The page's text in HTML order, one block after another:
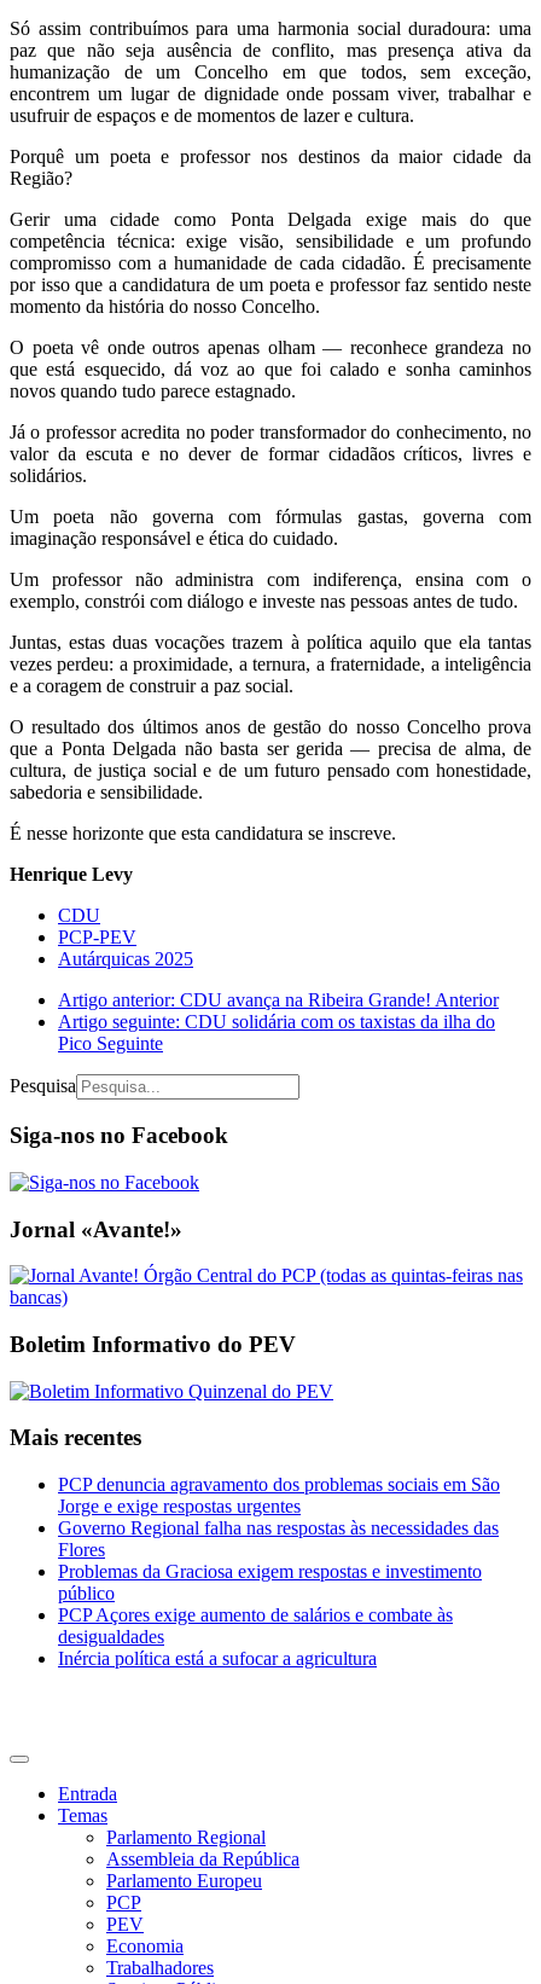
Só assim contribuímos para uma harmonia social duradoura: uma
paz que não seja ausência de conflito, mas presença ativa da
humanização de um Concelho em que todos, sem exceção,
encontrem um lugar de dignidade onde possam viver, trabalhar e
usufruir de espaços e de momentos de lazer e cultura.
Porquê um poeta e professor nos destinos da maior cidade da
Região?
Gerir uma cidade como Ponta Delgada exige mais do que
competência técnica: exige visão, sensibilidade e um profundo
compromisso com a humanidade de cada cidadão. É precisamente
por isso que a candidatura de um poeta e professor faz sentido neste
momento da história do nosso Concelho.
O poeta vê onde outros apenas olham — reconhece grandeza no
que está esquecido, dá voz ao que foi calado e sonha caminhos
novos quando tudo parece estagnado.
Já o professor acredita no poder transformador do conhecimento, no
valor da escuta e no dever de formar cidadãos críticos, livres e
solidários.
Um poeta não governa com fórmulas gastas, governa com
imaginação responsável e ética do cuidado.
Um professor não administra com indiferença, ensina com o
exemplo, constrói com diálogo e investe nas pessoas antes de tudo.
Juntas, estas duas vocações trazem à política aquilo que ela tantas
vezes perdeu: a proximidade, a ternura, a fraternidade, a inteligência
e a coragem de construir a paz social.
O resultado dos últimos anos de gestão do nosso Concelho prova
que a Ponta Delgada não basta ser gerida — precisa de alma, de
cultura, de justiça social e de um futuro pensado com honestidade,
sabedoria e sensibilidade.
É nesse horizonte que esta candidatura se inscreve.
Henrique Levy
CDU
PCP-PEV
Autárquicas 2025
Artigo anterior: CDU avança na Ribeira Grande! Anterior
Artigo seguinte: CDU solidária com os taxistas da ilha do
Pico Seguinte
Pesquisa
Siga-nos no Facebook
Jornal «Avante!»
Boletim Informativo do PEV
Mais recentes
PCP denuncia agravamento dos problemas sociais em São
Jorge e exige respostas urgentes
Governo Regional falha nas respostas às necessidades das
Flores
Problemas da Graciosa exigem respostas e investimento
público
PCP Açores exige aumento de salários e combate às
desigualdades
Inércia política está a sufocar a agricultura
Entrada
Temas
Parlamento Regional
Assembleia da República
Parlamento Europeu
PCP
PEV
Economia
Trabalhadores